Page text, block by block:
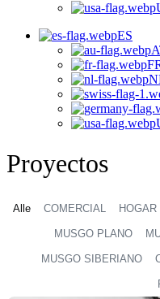
ES
Proyectos
COMERCIAL HOGAR
MUSGO PLANO
MUSGO SIBERIANO
Alle